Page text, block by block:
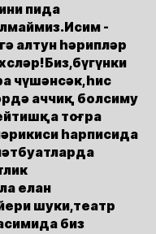
пида
-
алтун һәрипләр
чүшәнсәк,һис
аччиқ болсиму
тоғра
һарписида
елан
шуки,театр
биз